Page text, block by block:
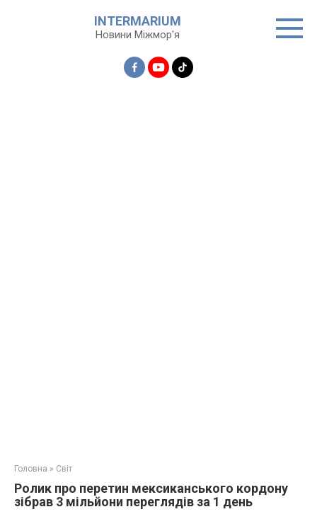
INTERMARIUM
Новини Міжмор'я
Головна » Світ
Ролик про перетин мексиканського кордону
зібрав 3 мільйони переглядів за 1 день